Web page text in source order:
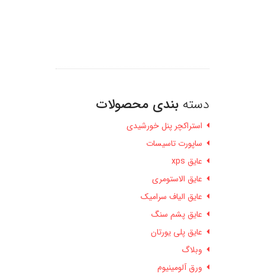
دسته بندی محصولات
استراکچر پنل خورشیدی
ساپورت تاسیسات
عایق xps
عایق الاستومری
عایق الیاف سرامیک
عایق پشم سنگ
عایق پلی یورتان
وبلاگ
ورق آلومینیوم